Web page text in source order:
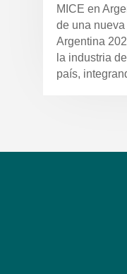
MICE en
de una
Argentina
la industria
país,